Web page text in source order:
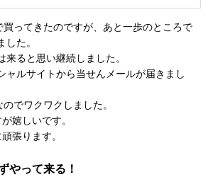
ってきたのですが、あと一歩のところで
た。
ると思い継続しました。
ャルサイトから当せんメールが届きまし
でワクワクしました。
嬉しいです。
張ります。
やって来る！